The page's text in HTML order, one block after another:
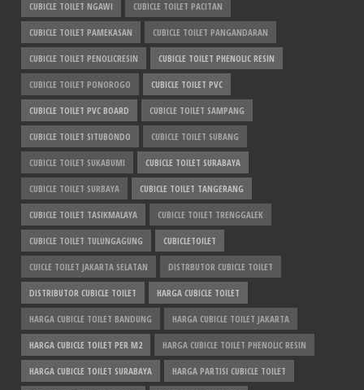
CUBICLE TOILET NGAWI CUBICLE TOILET PACITAN
CUBICLE TOILET PAMEKASAN CUBICLE TOILET PANGANDARAN
CUBICLE TOILET PENOLICRESIN CUBICLE TOILET PHENOLIC RESIN
CUBICLE TOILET PONOROGO CUBICLE TOILET PVC
CUBICLE TOILET PVC BOARD CUBICLE TOILET SAMPANG
CUBICLE TOILET SITUBONDO CUBICLE TOILET SUBANG
CUBICLE TOILET SUKABUMI CUBICLE TOILET SURABAYA
CUBICLE TOILET SURBAYA CUBICLE TOILET TANGERANG
CUBICLE TOILET TASIKMALAYA CUBICLE TOILET TRENGGALEK
CUBICLE TOILET TULUNGAGUNG CUBICLETOILET
CUICLE TOILET JAKARTA SELATAN DISTRBUTOR CUBICLE TOILET
DISTRIBUTOR CUBICLE TOILET HARGA CUBICLE TOILET
HARGA CUBICLE TOILET BANDUNG HARGA CUBICLE TOILET JAKARTA
HARGA CUBICLE TOILET PER M2 HARGA CUBICLE TOILET PHENOLIC RESIN
HARGA CUBICLE TOILET SURABAYA HARGA PARTISI CUBICLE TOILET